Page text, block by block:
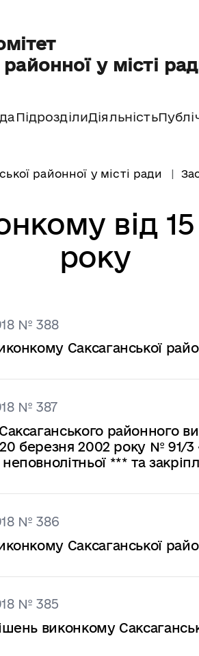
у місті
ПідрозділиДіяльність
районної у місті ради
від
року
№ 388
Саксаганської
№ 387
районного
20 березня 2002 року №
*** та
№ 386
Саксаганської
№ 385
виконкому